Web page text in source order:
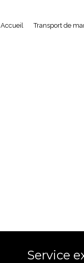
Accueil Transport de
Service